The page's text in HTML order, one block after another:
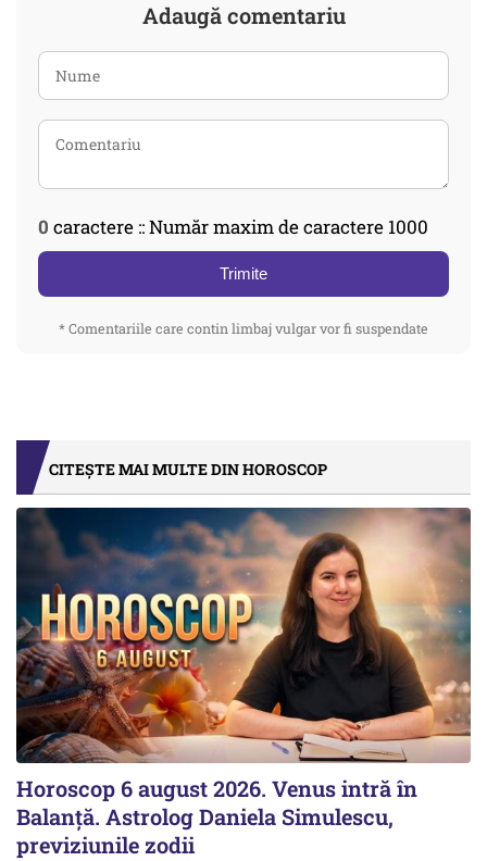
Adaugă comentariu
0 caractere :: Număr maxim de caractere 1000
Trimite
* Comentariile care contin limbaj vulgar vor fi suspendate
CITEȘTE MAI MULTE DIN HOROSCOP
Horoscop 6 august 2026. Venus intră în
Balanță. Astrolog Daniela Simulescu,
previziunile zodii